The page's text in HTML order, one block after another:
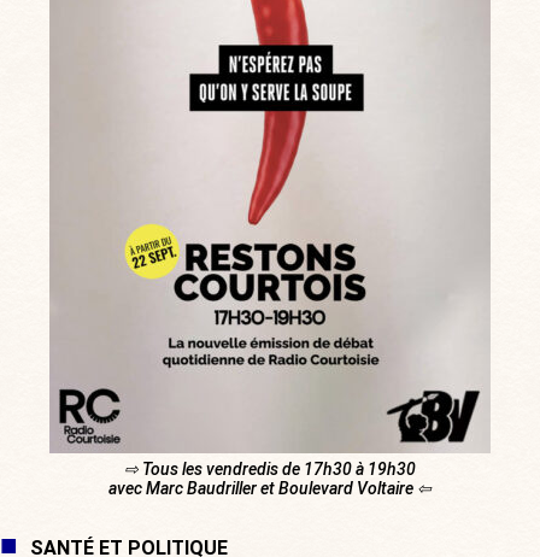
⇨ Tous les vendredis de 17h30 à 19h30
avec Marc Baudriller et Boulevard Voltaire ⇦
SANTÉ ET POLITIQUE